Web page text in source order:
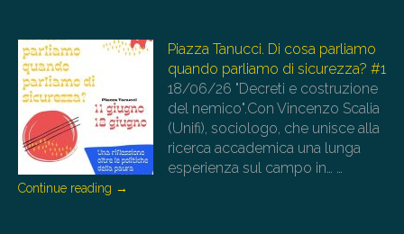
Piazza Tanucci. Di cosa parliamo
quando parliamo di sicurezza? #1
18/06/26 "Decreti e costruzione
del nemico".Con Vincenzo Scalia
(Unifi), sociologo, che unisce alla
ricerca accademica una lunga
esperienza sul campo in… …
Continue reading →